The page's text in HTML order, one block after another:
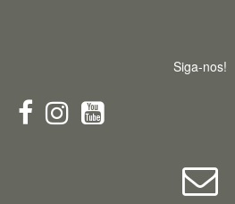
Siga-nos!